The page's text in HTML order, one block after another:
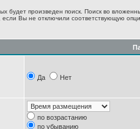
будет произведен поиск. Поиск во
если Вы не отключили соответствующую
Да Нет
по возрастанию
по убыванию